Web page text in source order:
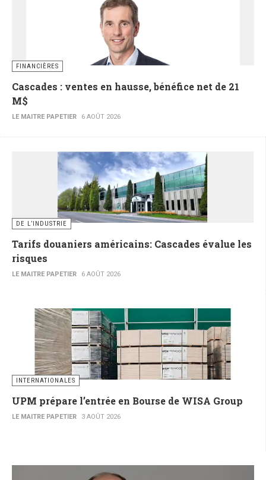
FINANCIÈRES
Cascades : ventes en hausse, bénéfice net de 21
M$
LE MAITRE PAPETIER 6 AOÛT 2026
DE L’INDUSTRIE
Tarifs douaniers américains: Cascades évalue les
risques
LE MAITRE PAPETIER 6 AOÛT 2026
INTERNATIONALES
UPM prépare l’entrée en Bourse de WISA Group
LE MAITRE PAPETIER 3 AOÛT 2026